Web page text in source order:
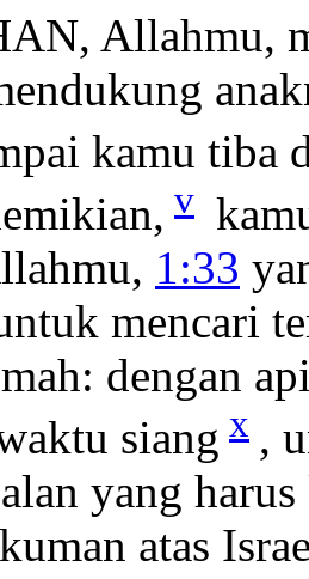
Allahmu,
kamu tiba
v
1:33
mencari
dengan
siang x ,
yang
atas